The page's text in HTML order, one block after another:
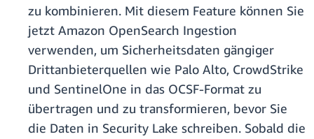
zu kombinieren. Mit diesem Feature können Sie
jetzt Amazon OpenSearch Ingestion
verwenden, um Sicherheitsdaten gängiger
Drittanbieterquellen wie Palo Alto, CrowdStrike
und SentinelOne in das OCSF-Format zu
übertragen und zu transformieren, bevor Sie
die Daten in Security Lake schreiben. Sobald die